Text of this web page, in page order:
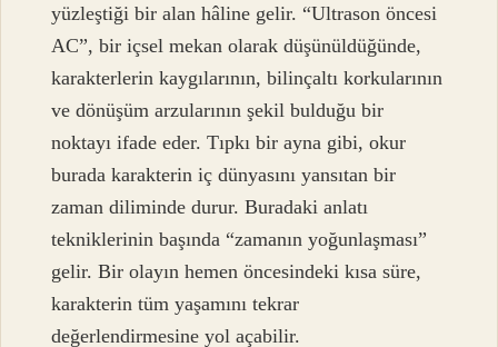
yüzleştiği bir alan hâline gelir. “Ultrason öncesi
AC”, bir içsel mekan olarak düşünüldüğünde,
karakterlerin kaygılarının, bilinçaltı korkularının
ve dönüşüm arzularının şekil bulduğu bir
noktayı ifade eder. Tıpkı bir ayna gibi, okur
burada karakterin iç dünyasını yansıtan bir
zaman diliminde durur. Buradaki anlatı
tekniklerinin başında “zamanın yoğunlaşması”
gelir. Bir olayın hemen öncesindeki kısa süre,
karakterin tüm yaşamını tekrar
değerlendirmesine yol açabilir.